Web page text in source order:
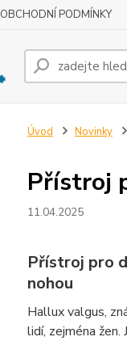
OBCHODNÍ PODMÍNKY
Úvod Novinky
Přístroj
11.04.2025
Přístroj pro
nohou
Hallux valgus,
lidí, zejména